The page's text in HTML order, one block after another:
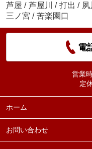
芦屋 / 芦屋川 / 打出 / 夙
三ノ宮 / 苦楽園口
電
営業
定
ホーム
お問い合わせ